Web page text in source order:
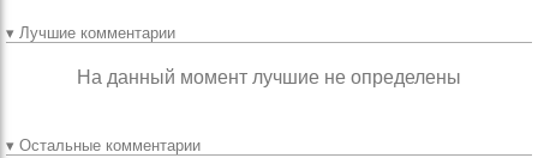
▾ Лучшие комментарии
На данный момент лучшие не определены
▾ Остальные комментарии